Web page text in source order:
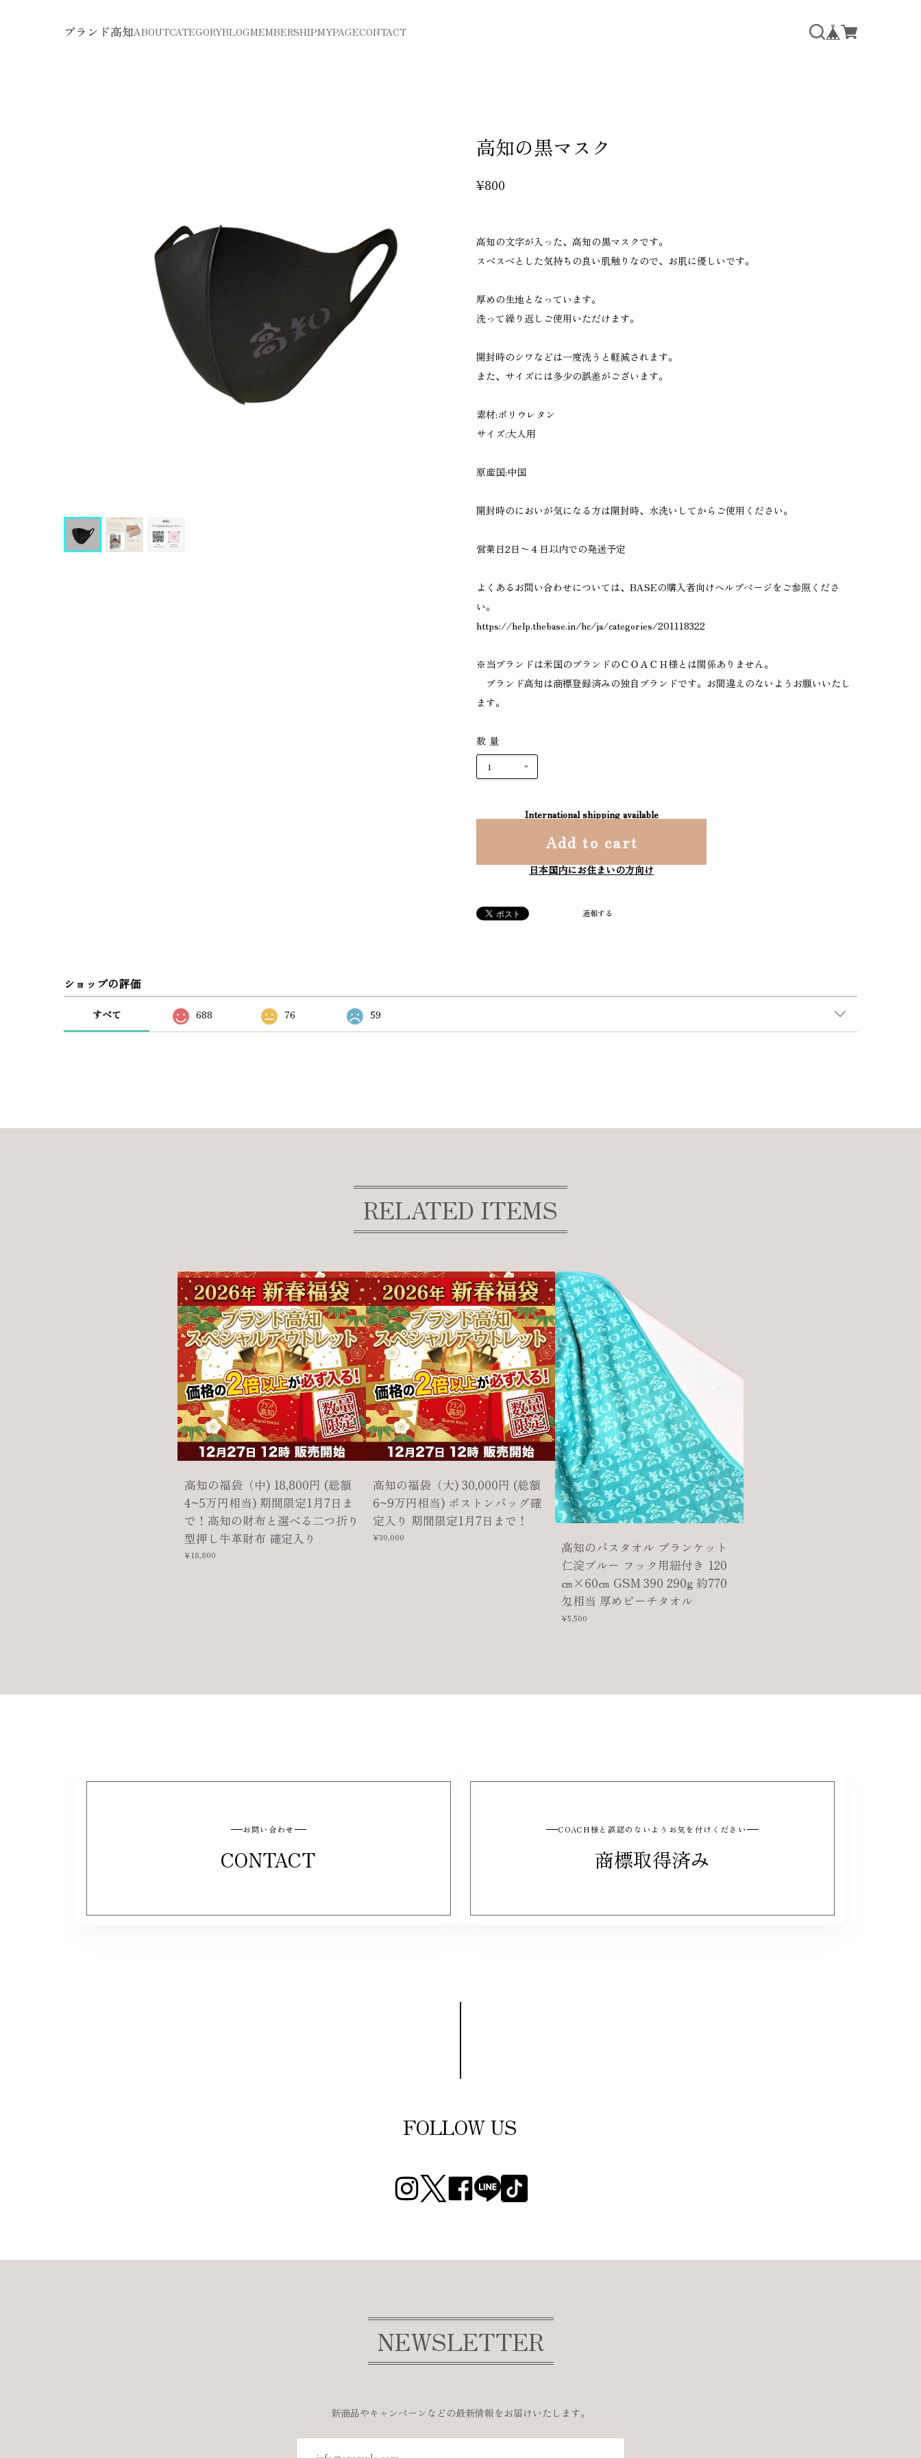
ブランド高知ABOUTCATEGORYBLOGMEMBERSHIPMYPAGECONTACT
高知の黒マスク
¥800
高知の文字が入った、高知の黒マスクです。
スベスベとした気持ちの良い肌触りなので、お肌に優しいです。
厚めの生地となっています。
洗って繰り返しご使用いただけます。
開封時のシワなどは一度洗うと軽減されます。
また、サイズには多少の誤差がございます。
素材:ポリウレタン
サイズ:大人用
原産国:中国
開封時のにおいが気になる方は開封時、水洗いしてからご使用ください。
営業日2日〜４日以内での発送予定
よくあるお問い合わせについては、BASEの購入者向けヘルプページをご参照くださ
い。
https://help.thebase.in/hc/ja/categories/201118322
※当ブランドは米国のブランドのＣＯＡＣＨ様とは関係ありません。
ブランド高知は商標登録済みの独自ブランドです。お間違えのないようお願いいたし
ます。
数量
International shipping available
Add to cart
日本国内にお住まいの方向け
通報する
ショップの評価
すべて 688 76 59
RELATED ITEMS
高知の福袋（中) 18,800円 (総額
4~5万円相当) 期間限定1月7日ま
で！高知の財布と選べる二つ折り
型押し牛革財布 確定入り
¥18,800
高知の福袋（大) 30,000円 (総額
6~9万円相当) ボストンバッグ確
定入り 期間限定1月7日まで！
¥30,000
高知のバスタオル ブランケット
仁淀ブルー フック用紐付き 120
㎝×60㎝ GSM 390 290g 約770
匁相当 厚めビーチタオル
¥5,500
お問い合わせ
CONTACT
COACH様と誤認のないようお気を付けください
商標取得済み
FOLLOW US
NEWSLETTER
新商品やキャンペーンなどの最新情報をお届けいたします。